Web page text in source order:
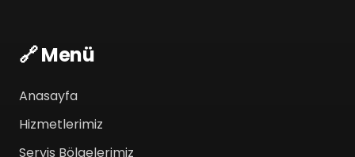
🔗 Menü
Anasayfa
Hizmetlerimiz
Servis Bölgelerimiz